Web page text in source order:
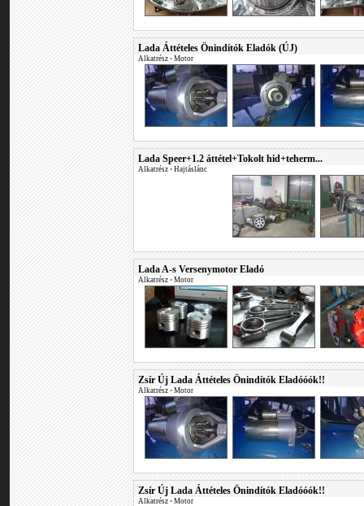
Lada Áttételes Önindítók Eladók (ÚJ)
Alkatrész • Motor
Lada Speer+1.2 áttétel+Tokolt hid+teherm...
Alkatrész • Hajtáslánc
Lada A-s Versenymotor Eladó
Alkatrész • Motor
Zsír Új Lada Áttételes Önindítók Eladóóók!!
Alkatrész • Motor
Zsír Új Lada Áttételes Önindítók Eladóóók!!
Alkatrész • Motor